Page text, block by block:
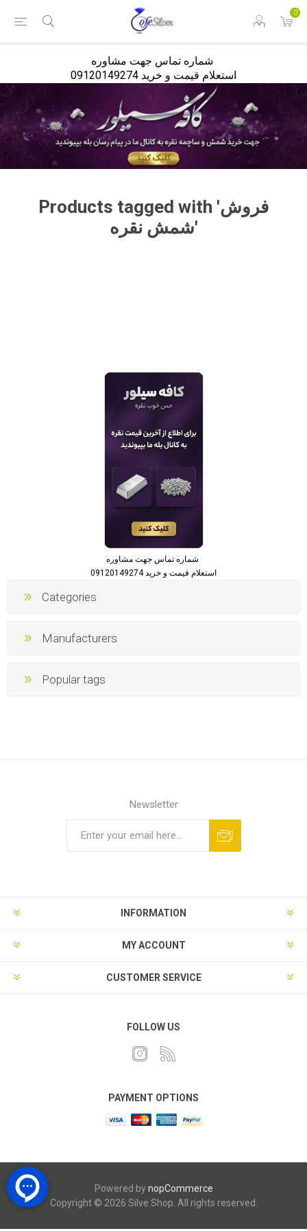
0
استعلام قیمت و خرید 09120149274
Products tagged with 'فروش
شمش نقره'
استعلام قیمت و خرید 09120149274
Categories
Manufacturers
Popular tags
Newsletter
INFORMATION
MY ACCOUNT
CUSTOMER SERVICE
FOLLOW US
PAYMENT OPTIONS
Powered bynopCommerce
Copyright © 2026 Silve Shop. All rights reserved.